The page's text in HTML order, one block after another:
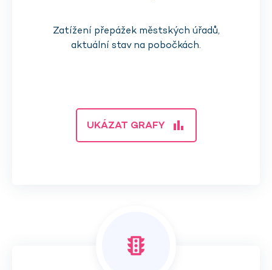
Zatížení přepážek městských úřadů,
aktuální stav na pobočkách.
UKÁZAT GRAFY bar_chart
traffic